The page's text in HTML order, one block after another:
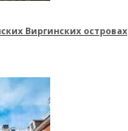
Виргинских островах